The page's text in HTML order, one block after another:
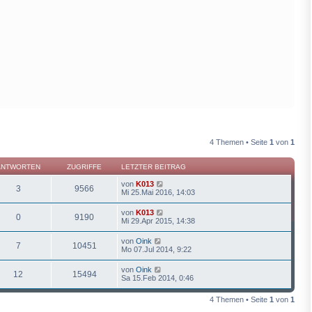
4 Themen • Seite 1 von 1
ZUGRIFFE LETZTER BEITRAG
3 9566 von K013
Mi 25.Mai 2016, 14:03
0 9190 von K013
Mi 29.Apr 2015, 14:38
7 10451 von Oink
Mo 07.Jul 2014, 9:22
12 15494 von Oink
Sa 15.Feb 2014, 0:46
4 Themen • Seite 1 von 1